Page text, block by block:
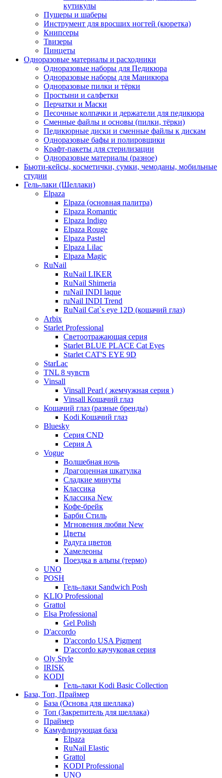
кутикулы
Пушеры и шаберы
Инструмент для вросших ногтей (кюретка)
Книпсеры
Твизеры
Пинцеты
Одноразовые материалы и расходники
Одноразовые наборы для Педикюра
Одноразовые наборы для Маникюра
Одноразовые пилки и тёрки
Простыни и салфетки
Перчатки и Маски
Песочные колпачки и держатели для педикюра
Cменные файлы и основы (пилки, тёрки)
Педикюрные диски и сменные файлы к дискам
Одноразовые бафы и полировщики
Крафт-пакеты для стерилизации
Одноразовые материалы (разное)
Бьюти-кейсы, косметички, сумки, чемоданы, мобильные
студии
Гель-лаки (Шеллаки)
Elpaza
Elpaza (основная палитра)
Elpaza Romantic
Elpaza Indigo
Elpaza Rouge
Elpaza Pastel
Elpaza Lilac
Elpaza Magic
RuNail
RuNail LIKER
RuNail Shimeria
ruNail INDI laque
ruNail INDI Trend
RuNail Cat`s eye 12D (кошачий глаз)
Arbix
Starlet Professional
Светоотражающая серия
Starlet BLUE PLACE Cat Eyes
Starlet CAT'S EYE 9D
StarLac
TNL 8 чувств
Vinsall
Vinsall Pearl ( жемчужная серия )
Vinsall Кошачий глаз
Кошачий глаз (разные бренды)
Kodi Кошачий глаз
Bluesky
Серия CND
Серия А
Vogue
Волшебная ночь
Драгоценная шкатулка
Сладкие минуты
Классика
Классика New
Кофе-брейк
Барби Стиль
Мгновения любви New
Цветы
Радуга цветов
Хамелеоны
Поездка в альпы (термо)
UNO
POSH
Гель-лаки Sandwich Posh
KLIO Professional
Grattol
Elsa Professional
Gel Polish
D'accordo
D'accordo USA Pigment
D'accordo каучуковая серия
Oly Style
IRISK
KODI
Гель-лаки Kodi Basic Collection
База, Топ, Праймер
База (Основа для шеллака)
Топ (Закрепитель для шеллака)
Праймер
Камуфлирующая база
Elpaza
RuNail Elastic
Grattol
KODI Professional
UNO